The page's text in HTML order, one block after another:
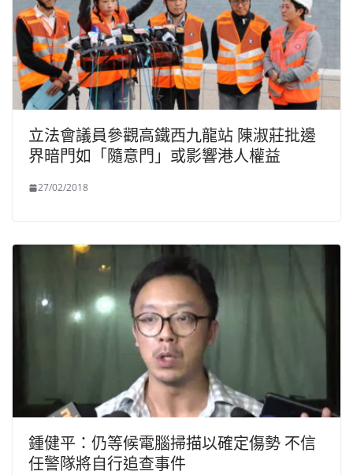
立法會議員參觀高鐵西九龍站 陳淑莊批邊
界暗門如「隨意門」或影響港人權益
27/02/2018
鍾健平：仍等候電腦掃描以確定傷勢 不信
任警隊將自行追查事件